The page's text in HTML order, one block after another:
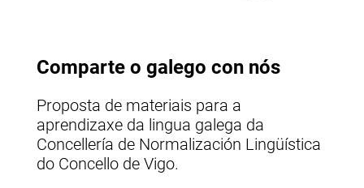
Comparte o galego con nós
Proposta de materiais para a
aprendizaxe da lingua galega da
Concellería de Normalización Lingüística
do Concello de Vigo.